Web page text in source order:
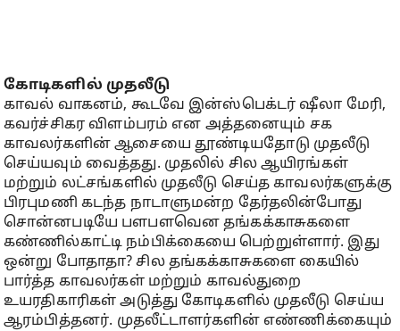
கோடிகளில் முதலீடு
காவல் வாகனம், கூடவே இன்ஸ்பெக்டர் ஷீலா மேரி,
கவர்ச்சிகர விளம்பரம் என அத்தனையும் சக
காவலர்களின் ஆசையை தூண்டியதோடு முதலீடு
செய்யவும் வைத்தது. முதலில் சில ஆயிரங்கள்
மற்றும் லட்சங்களில் முதலீடு செய்த காவலர்களுக்கு
பிரபுமணி கடந்த நாடாளுமன்ற தேர்தலின்போது
சொன்னபடியே பளபளவென தங்கக்காசுகளை
கண்ணில்காட்டி நம்பிக்கையை பெற்றுள்ளார். இது
ஒன்று போதாதா? சில தங்கக்காசுகளை கையில்
பார்த்த காவலர்கள் மற்றும் காவல்துறை
உயரதிகாரிகள் அடுத்து கோடிகளில் முதலீடு செய்ய
ஆரம்பித்தனர். முதலீட்டாளர்களின் எண்ணிக்கையும்